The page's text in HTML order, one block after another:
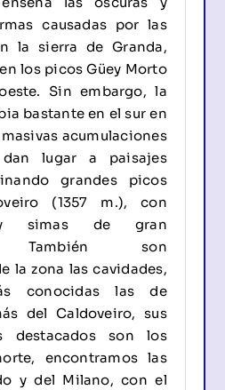
causadas por las
la sierra de Granda,
los picos Güey Morto
Sin embargo, la
bastante en el sur en
acumulaciones
lugar a paisajes
grandes picos
(1357 m.), con
y simas de gran
También son
la zona las cavidades,
conocidas las de
del Caldoveiro, sus
destacados son los
encontramos las
y del Milano, con el